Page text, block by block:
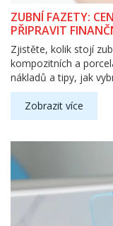
ZUBNÍ FAZETY:
PŘIPRAVIT
Zjistěte, kolik stojí
kompozitních a
nákladů a tipy, jak
Zobrazit více